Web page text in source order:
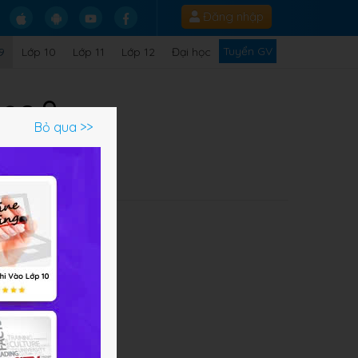
Đăng nhập
Lớp 10 Lớp 11 Lớp 12 Đại học Tuyển GV
9
Bỏ qua >>